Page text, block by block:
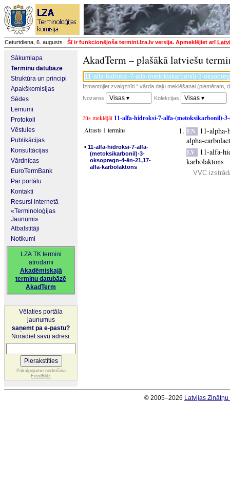
Ceturtdiena, 6. augusts Šī ir funkcionējoša termini.lza.lv versija. Apmeklējiet arī
Sākumlapa
Terminu datubāze
Struktūra un principi
Apakškomisijas
Sēdes
Lēmumi
Protokoli
Vēstules
Publikācijas
Konsultācijas
Vārdnīcas
EuroTermBank
Par portālu
Kontakti
Resursi internetā
«Terminoloģijas
Jaunumi»
Atbalstītāji
Notikumi
LZA TK termini
atrodami
Akadēmiskajā
terminu datubāzē
AkadTerm
Vēlaties portāla
jaunumus
saņemt pa e-pastu?
Norādiet savu adresi:
Pakalpojumu nodrošina
FeedBlitz
AkadTerm – plašākā latviešu
Izmantojiet zvaigznīti * vārda daļu meklēšanai (piemēram,
Nozares:
Visas ▾ Kolekcijas: Visas ▾
Jūs meklējāt 11-alfa-hidroksi-7-alfa-(metoksikarbonil)-
Atrasts 1 termins
▪ 11-alfa-hidroksi-7-alfa-
(metoksikarbonil)-3-
oksopregn-4-ēn-21,17-
alfa-karbolaktons
EN
11-
alpha-
LV
11-alfa-
karbolaktons
VVC
© 2005–2026 Latvijas